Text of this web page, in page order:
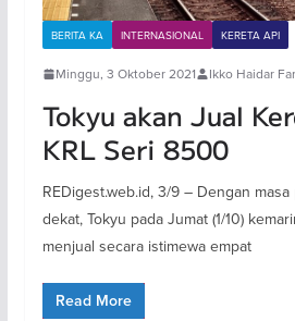
BERITA KA INTERNASIONAL KERETA API
Minggu, 3 Oktober 2021 Ikko Haidar
Tokyu akan Jual
KRL Seri 8500
REDigest.web.id, 3/9 – Dengan
dekat, Tokyu pada Jumat (1/10)
menjual secara istimewa empat
Read More